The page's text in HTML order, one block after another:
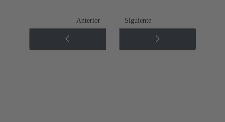
Anterior Siguiente